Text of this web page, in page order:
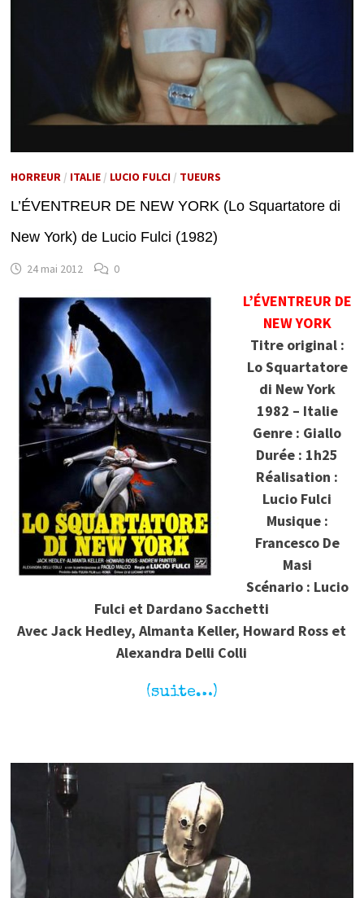
HORREUR/ ITALIE/ LUCIO FULCI/ TUEURS
L’ÉVENTREUR DE NEW YORK (Lo Squartatore di
New York) de Lucio Fulci (1982)
24 mai 2012 0
L’ÉVENTREUR DE
NEW YORK
Titre original :
Lo Squartatore
di New York
1982 – Italie
Genre : Giallo
Durée : 1h25
Réalisation :
Lucio Fulci
Musique :
Francesco De
Masi
Scénario : Lucio
Fulci et Dardano Sacchetti
Avec Jack Hedley, Almanta Keller, Howard Ross et
Alexandra Delli Colli
(suite…)